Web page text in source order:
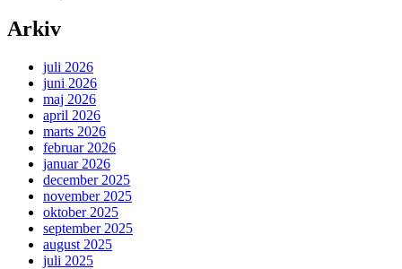
Arkiv
juli 2026
juni 2026
maj 2026
april 2026
marts 2026
februar 2026
januar 2026
december 2025
november 2025
oktober 2025
september 2025
august 2025
juli 2025